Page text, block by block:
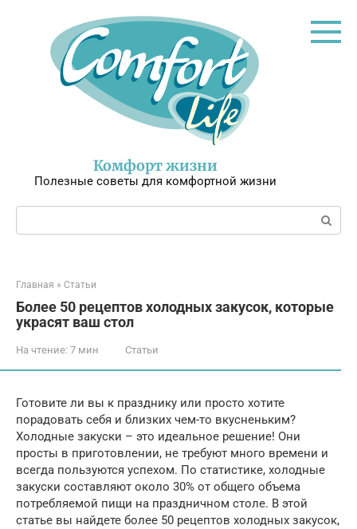
Комфорт жизни
Полезные советы для комфортной жизни
Поиск:
Главная » Статьи
Более 50 рецептов холодных закусок, которые
украсят ваш стол
На чтение: 7 мин Статьи
Готовите ли вы к празднику или просто хотите
порадовать себя и близких чем-то вкусненьким?
Холодные закуски – это идеальное решение! Они
просты в приготовлении, не требуют много времени и
всегда пользуются успехом. По статистике, холодные
закуски составляют около 30% от общего объема
потребляемой пищи на праздничном столе. В этой
статье вы найдете более 50 рецептов холодных закусок,